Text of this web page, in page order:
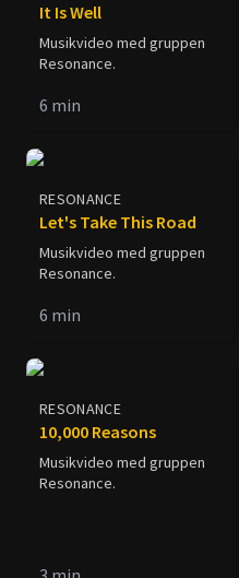
It Is Well
Musikvideo med gruppen
Resonance.
6 min
RESONANCE
Let's Take This Road
Musikvideo med gruppen
Resonance.
6 min
RESONANCE
10,000 Reasons
Musikvideo med gruppen
Resonance.